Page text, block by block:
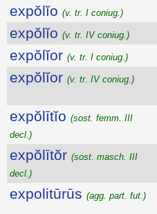
expŏlĭo (v. tr. I coniug.)
expŏlĭo (v. tr. IV coniug.)
expŏlĭor (v. tr. I coniug.)
expŏlĭor (v. tr. IV coniug.)
expŏlītĭo (sost. femm. III
decl.)
expŏlītŏr (sost. masch. III
decl.)
expolitūrūs (agg. part. fut.)